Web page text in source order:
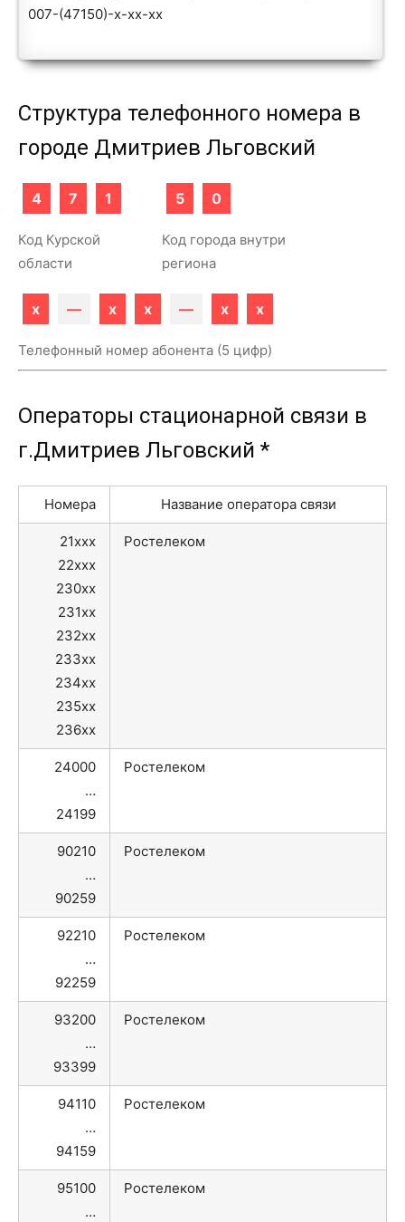
007-(47150)-x-xx-xx
Структура телефонного номера в
городе Дмитриев Льговский
4 7 1
Код Курской
области
5 0
Код города внутри
региона
x — x x — x x
Телефонный номер абонента (5 цифр)
Операторы стационарной связи в
г.Дмитриев Льговский *
Номера Название оператора связи
21xxx
22xxx
230xx
231xx
232xx
233xx
234xx
235xx
236xx
Ростелеком
24000
…
24199
Ростелеком
90210
…
90259
Ростелеком
92210
…
92259
Ростелеком
93200
…
93399
Ростелеком
94110
…
94159
Ростелеком
95100
…
Ростелеком